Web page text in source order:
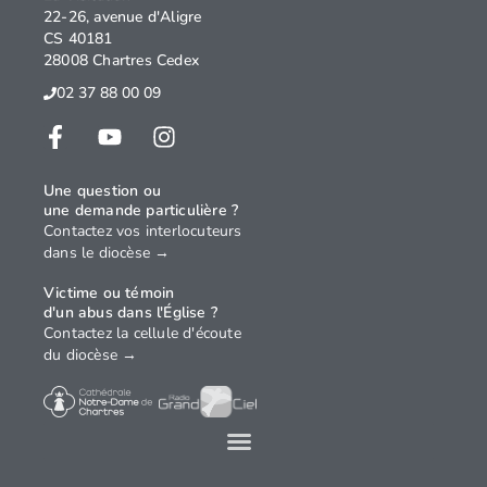
22-26, avenue d'Aligre
CS 40181
28008 Chartres Cedex
02 37 88 00 09
Une question ou
une demande particulière ?
Contactez vos interlocuteurs
dans le diocèse →
Victime ou témoin
d'un abus dans l'Église ?
Contactez la cellule d'écoute
du diocèse →